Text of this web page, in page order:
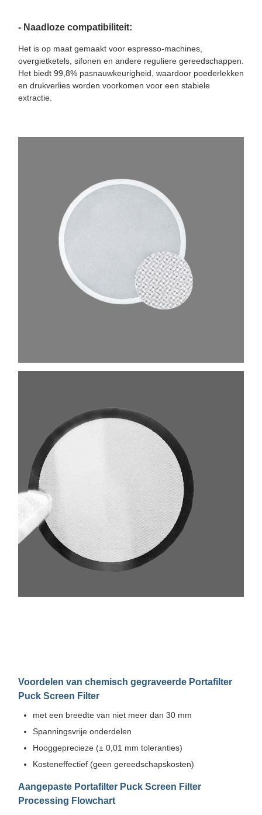
- Naadloze compatibiliteit:
Het is op maat gemaakt voor espresso-machines,
overgietketels, sifonen en andere reguliere gereedschappen.
Het biedt 99,8% pasnauwkeurigheid, waardoor poederlekken
en drukverlies worden voorkomen voor een stabiele
extractie.
Voordelen van chemisch gegraveerde Portafilter
Puck Screen Filter
met een breedte van niet meer dan 30 mm
Spanningsvrije onderdelen
Hooggeprecieze (± 0,01 mm toleranties)
Kosteneffectief (geen gereedschapskosten)
Aangepaste Portafilter Puck Screen Filter
Processing Flowchart